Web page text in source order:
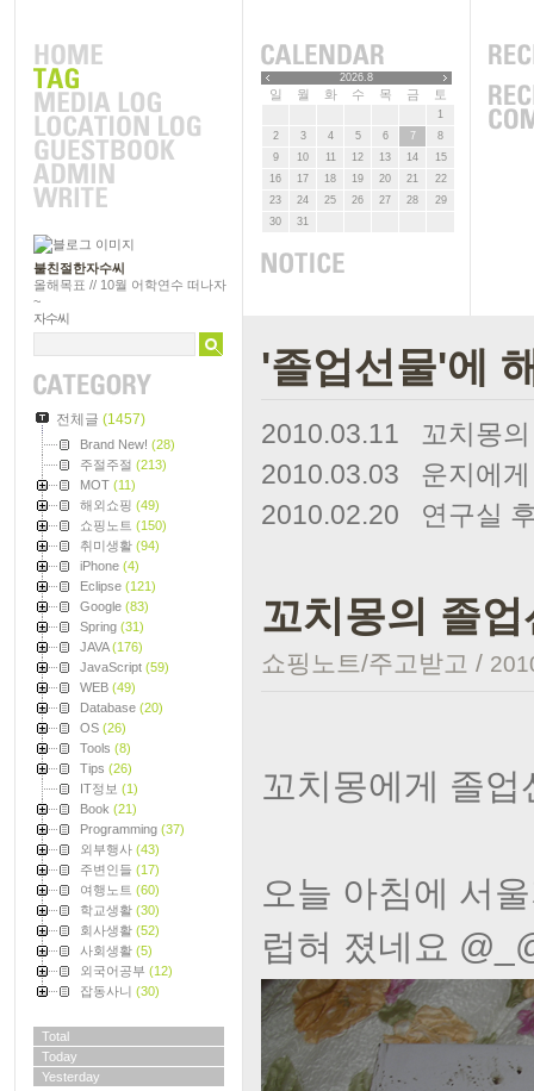
불친절한자수씨
올해목표 // 10월 어학연수 떠나자
~
자수씨
전체글 (1457)
Brand New! (28)
주절주절 (213)
MOT (11)
해외쇼핑 (49)
쇼핑노트 (150)
취미생활 (94)
iPhone (4)
Eclipse (121)
Google (83)
Spring (31)
JAVA(176)
JavaScript (59)
WEB (49)
Database (20)
OS (26)
Tools (8)
Tips (26)
IT정보 (1)
Book (21)
Programming (37)
외부행사 (43)
주변인들 (17)
여행노트 (60)
학교생활 (30)
회사생활 (52)
사회생활 (5)
외국어공부 (12)
잡동사니 (30)
Total
Today
Yesterday
2026.8
일 월 화 수 목 금 토
1
2
3 4 5 6 7
8
9
10 11 12 13 14
15
16
17 18 19 20 21
22
23
24 25 26 27 28
29
30
31
'졸업선물'에
2010.03.11
꼬치몽
2010.03.03
운지에
2010.02.20
연구실
꼬치몽의 졸
쇼핑노트/주고받고 /
꼬치몽에게 졸
오늘 아침에 서
럽혀 졌네요